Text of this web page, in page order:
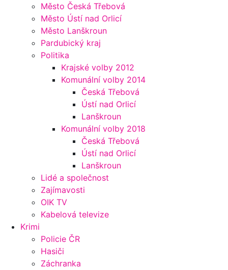
Město Česká Třebová
Město Ústí nad Orlicí
Město Lanškroun
Pardubický kraj
Politika
Krajské volby 2012
Komunální volby 2014
Česká Třebová
Ústí nad Orlicí
Lanškroun
Komunální volby 2018
Česká Třebová
Ústí nad Orlicí
Lanškroun
Lidé a společnost
Zajímavosti
OIK TV
Kabelová televize
Krimi
Policie ČR
Hasiči
Záchranka